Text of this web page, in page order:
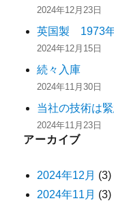
2024年12月23日
英国製 1973
2024年12月15日
続々入庫
2024年11月30日
当社の技術は
2024年11月23日
アーカイブ
2024年12月 (3)
2024年11月 (3)